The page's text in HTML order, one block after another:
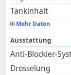
Tankinhalt
Mehr Daten
Ausstattung
Anti-Blockier-
Drosselung